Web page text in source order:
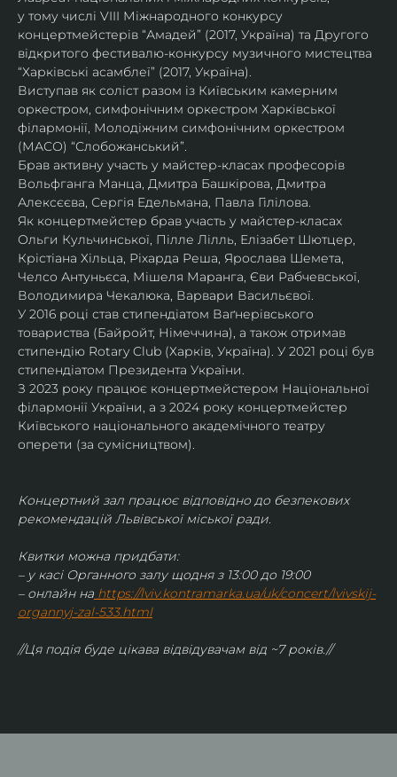
у тому числі VIII Міжнародного конкурсу
концертмейстерів “Амадей” (2017, Україна) та Другого
відкритого фестивалю-конкурсу музичного мистецтва
“Харківські асамблеї” (2017, Україна).
Виступав як соліст разом із Київським камерним
оркестром, симфонічним оркестром Харківської
філармонії, Молодіжним симфонічним оркестром
(МАСО) “Слобожанський”.
Брав активну участь у майстер-класах професорів
Вольфганга Манца, Дмитра Башкірова, Дмитра
Алексєєва, Сергія Едельмана, Павла Гілілова.
Як концертмейстер брав участь у майстер-класах
Ольги Кульчинської, Пілле Лілль, Елізабет Шютцер,
Крістіана Хільца, Ріхарда Реша, Ярослава Шемета,
Челсо Антуньєса, Мішеля Маранга, Єви Рабчевської,
Володимира Чекалюка, Варвари Васильєвої.
У 2016 році став стипендіатом Ваґнерівського
товариства (Байройт, Німеччина), а також отримав
стипендію Rotary Club (Харків, Україна). У 2021 році був
стипендіатом Президента України.
З 2023 року працює концертмейстером Національної
філармонії України, а з 2024 року концертмейстер
Київського національного академічного театру
оперети (за сумісництвом).
Концертний зал працює відповідно до безпекових
рекомендацій Львівської міської ради.
Квитки можна придбати:
– у касі Органного залу щодня з 13:00 до 19:00
– онлайн на https://lviv.kontramarka.ua/uk/concert/lvivskij-
organnyj-zal-533.html
//Ця подія буде цікава відвідувачам від ~7 років.//